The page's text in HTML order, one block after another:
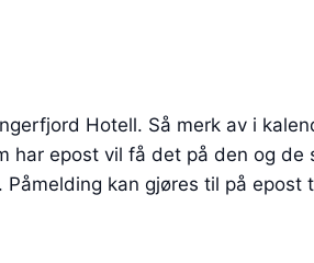
Hotell. Så merk av i
har epost vil få det på den og
kan gjøres til på epost